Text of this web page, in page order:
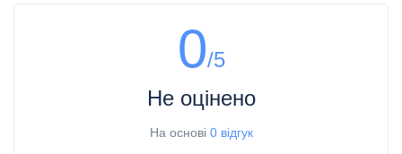
0/5
Не оцінено
На основі 0 відгук